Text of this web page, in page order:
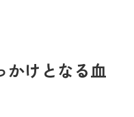
かけとなる血